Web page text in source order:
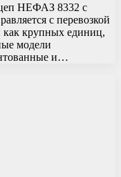
НЕФАЗ 8332 с
с перевозкой
как крупных единиц,
модели
и…